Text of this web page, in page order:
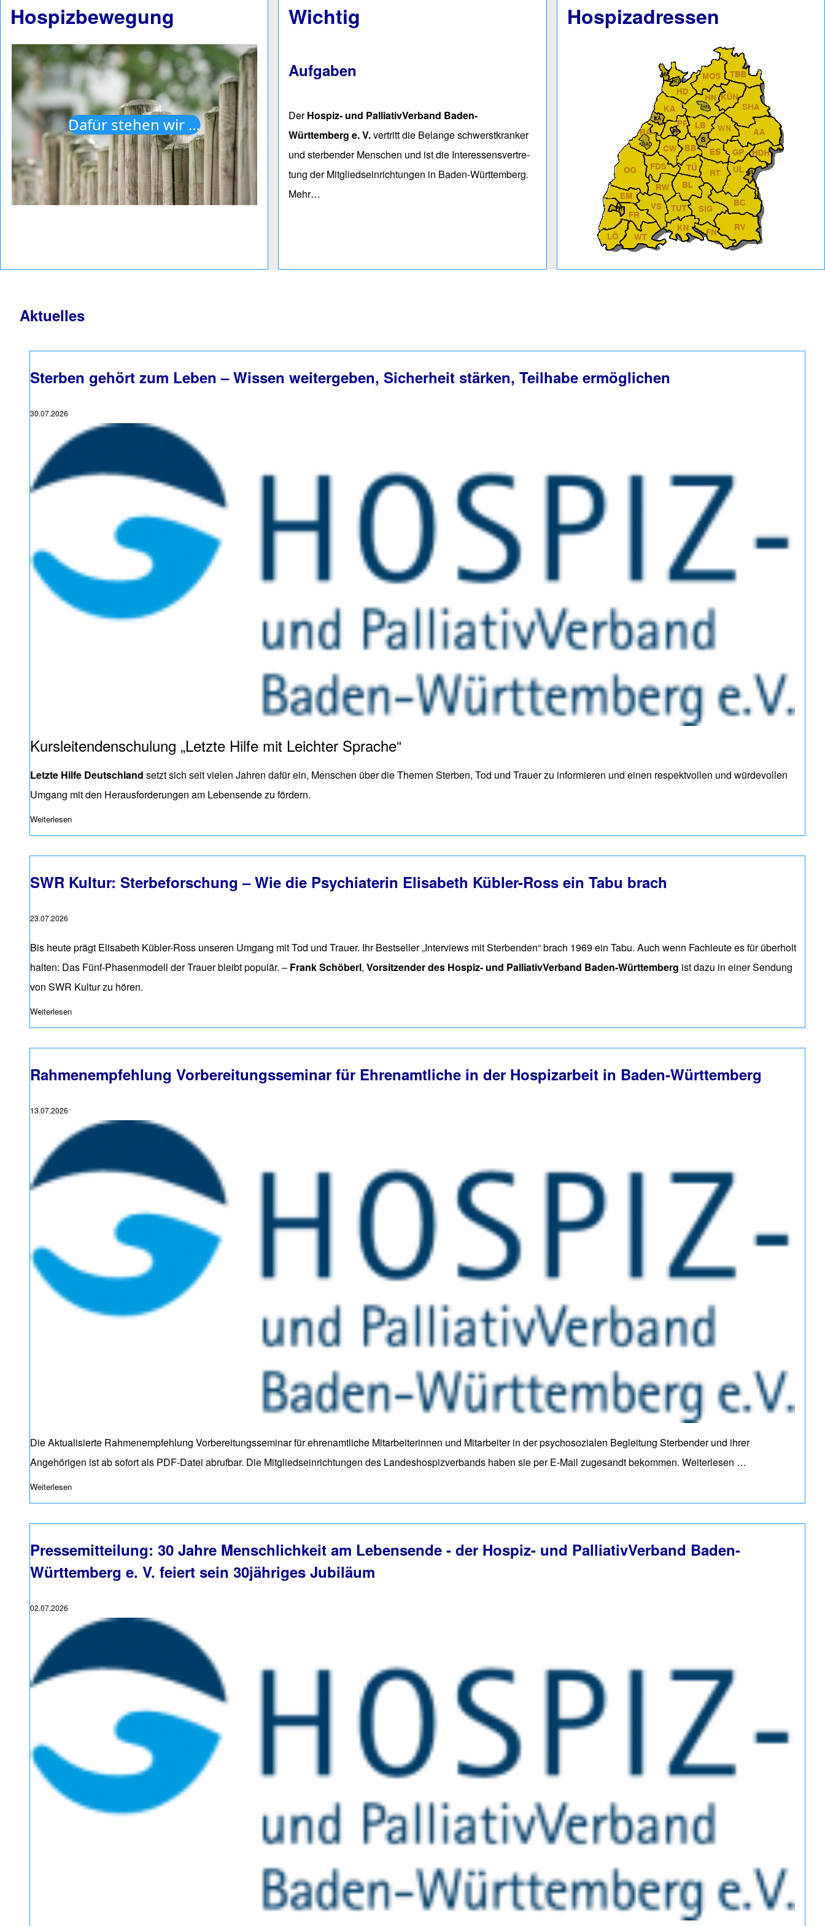
Hospizbewegung
Dafür stehen wir …
Wichtig
Aufgaben
DerHospiz- und PalliativVerband Baden-
Württemberg e. V.vertritt die Belan­ge schwerst­kranker
und ster­ben­der Men­schen und ist die Interessens­vertre­
tung der Mitglieds­einrich­tungen in Baden-Würt­tem­berg.
Mehr…
Hospizadressen
Aktuelles
Sterben gehört zum Leben – Wissen weitergeben, Sicherheit stärken, Teilhabe ermöglichen
30.07.2026
Kursleitendenschulung „Letzte Hilfe mit Leichter Sprache“
Letzte Hilfe Deutschland setzt sich seit vielen Jahren dafür ein, Menschen über die Themen Sterben, Tod und Trauer zu informieren und einen respektvollen und würdevollen
Umgang mit den Herausforderungen am Lebensende zu fördern.
Weiterlesen
SWR Kultur: Sterbeforschung – Wie die Psychiaterin Elisabeth Kübler-Ross ein Tabu brach
23.07.2026
Bis heute prägt Elisabeth Kübler-Ross unseren Umgang mit Tod und Trauer. Ihr Bestseller „Interviews mit Sterbenden“ brach 1969 ein Tabu. Auch wenn Fachleute es für überholt
halten: Das Fünf-Phasenmodell der Trauer bleibt populär. – Frank Schöberl, Vorsitzender des Hospiz- und PalliativVerband Baden-Württemberg ist dazu in einerSendung
von SWR Kultur zu hören.
Weiterlesen
Rahmenempfehlung Vorbereitungsseminar für Ehrenamtliche in der Hospizarbeit in Baden-Württemberg
13.07.2026
Die Aktualisierte Rahmenempfehlung Vorbereitungsseminar für ehrenamtliche Mitarbeiterinnen und Mitarbeiter in der psychosozialen Begleitung Sterbender und ihrer
Angehörigen ist ab sofort als PDF-Datei abrufbar. Die Mitgliedseinrichtungen des Landeshospizverbands haben sie per E-Mail zugesandt bekommen. Weiterlesen …
Weiterlesen
Pressemitteilung: 30 Jahre Menschlichkeit am Lebensende - der Hospiz- und PalliativVerband Baden-
Württemberg e. V. feiert sein 30jähriges Jubiläum
02.07.2026